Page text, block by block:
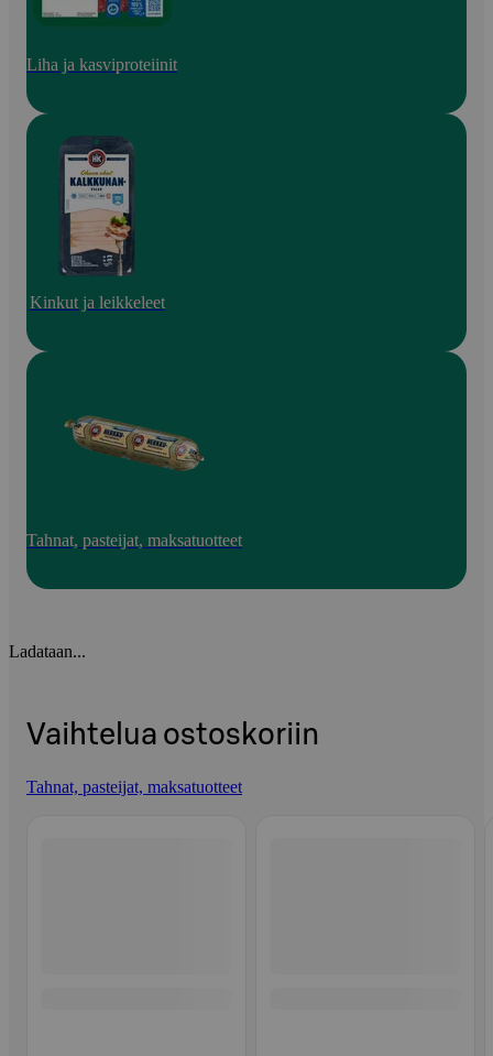
Liha ja kasviproteiinit
Kinkut ja leikkeleet
Tahnat, pasteijat, maksatuotteet
Ladataan...
Vaihtelua ostoskoriin
Tahnat, pasteijat, maksatuotteet